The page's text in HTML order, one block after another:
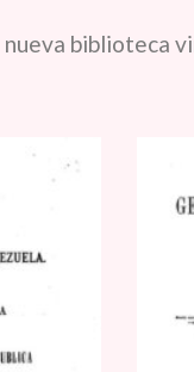
biblioteca